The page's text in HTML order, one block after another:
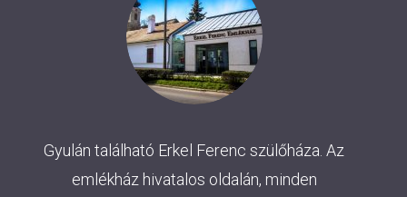
Gyulán található Erkel Ferenc szülőháza. Az
emlékház hivatalos oldalán, minden